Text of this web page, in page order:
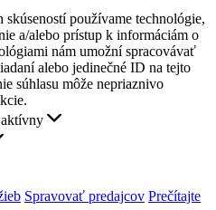
používame technológie,
a/alebo prístup k informáciám o
nám umožní spracovávať
alebo jedinečné ID na tejto
súhlasu môže nepriaznivo
Spravovať predajcov Prečítajte